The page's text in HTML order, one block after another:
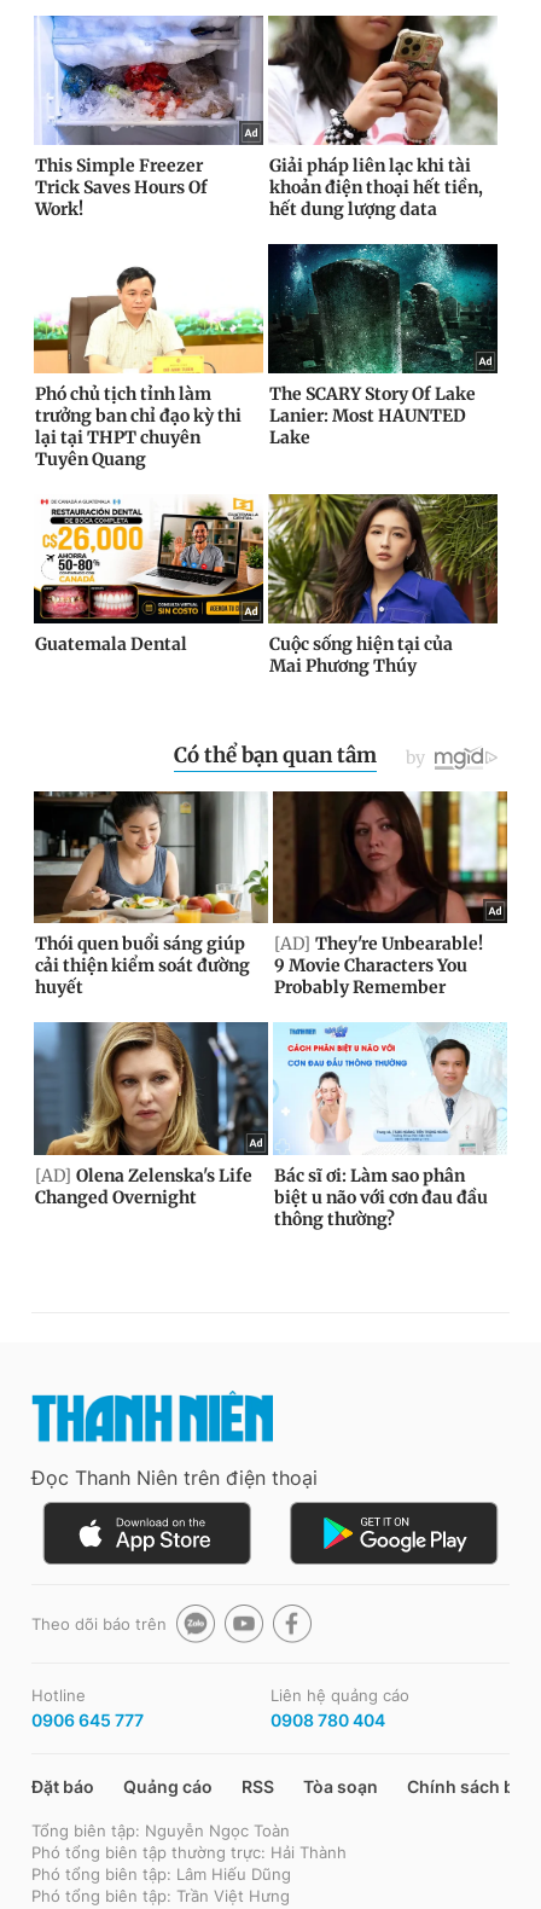
Đọc Thanh Niên trên điện thoại
Theo dõi báo trên
Hotline
0906 645 777
Liên hệ quảng cáo
0908 780 404
Đặt báo Quảng cáo RSS Tòa soạn Chính sách bảo
Tổng biên tập: Nguyễn Ngọc Toàn
Phó tổng biên tập thường trực: Hải Thành
Phó tổng biên tập: Lâm Hiếu Dũng
Phó tổng biên tập: Trần Việt Hưng